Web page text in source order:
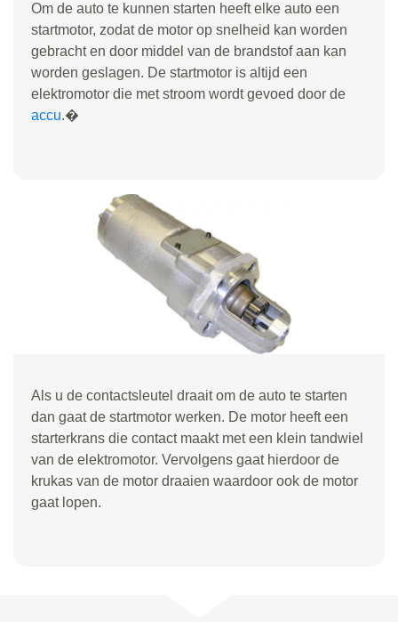
Om de auto te kunnen starten heeft elke auto een
startmotor, zodat de motor op snelheid kan worden
gebracht en door middel van de brandstof aan kan
worden geslagen. De startmotor is altijd een
elektromotor die met stroom wordt gevoed door de
accu.�
Als u de contactsleutel draait om de auto te starten
dan gaat de startmotor werken. De motor heeft een
starterkrans die contact maakt met een klein tandwiel
van de elektromotor. Vervolgens gaat hierdoor de
krukas van de motor draaien waardoor ook de motor
gaat lopen.